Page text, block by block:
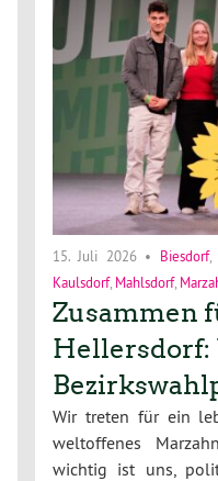
15. Juli 2026• Biesdorf,
Kaulsdorf, Mahlsdorf,
Zusammen
Hellersdorf:
Wir treten für ein
weltoffenes
wichtig ist uns,